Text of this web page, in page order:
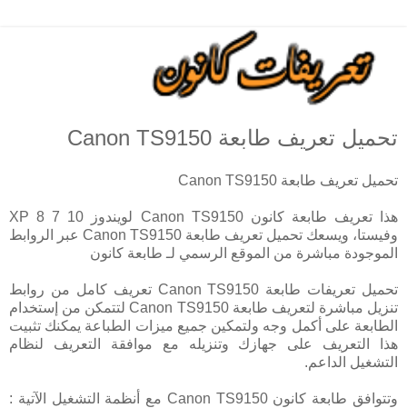
تحميل تعريف طابعة Canon TS9150
تحميل تعريف طابعة Canon TS9150
هذا تعريف طابعة كانون Canon TS9150 لويندوز 10 7 8 XP
وفيستا، ويسعك تحميل تعريف طابعة Canon TS9150 عبر الروابط
الموجودة مباشرة من الموقع الرسمي لـ طابعة كانون
تحميل تعريفات طابعة Canon TS9150 تعريف كامل من روابط
تنزيل مباشرة لتعريف طابعة Canon TS9150 لتتمكن من إستخدام
الطابعة على أكمل وجه ولتمكين جميع ميزات الطباعة يمكنك تثبيت
هذا التعريف على جهازك وتنزيله مع موافقة التعريف لنظام
التشغيل الداعم.
وتتوافق طابعة كانون Canon TS9150 مع أنظمة التشغيل الآتية :